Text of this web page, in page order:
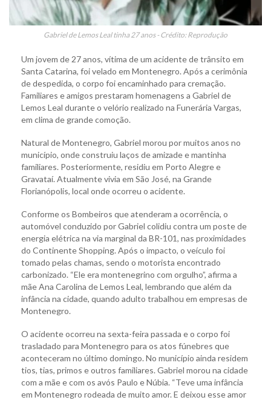
Gabriel de Lemos Leal tinha 27 anos - Crédito: Reprodução
Um jovem de 27 anos, vítima de um acidente de trânsito em
Santa Catarina, foi velado em Montenegro. Após a cerimônia
de despedida, o corpo foi encaminhado para cremação.
Familiares e amigos prestaram homenagens a Gabriel de
Lemos Leal durante o velório realizado na Funerária Vargas,
em clima de grande comoção.
Natural de Montenegro, Gabriel morou por muitos anos no
município, onde construiu laços de amizade e mantinha
familiares. Posteriormente, residiu em Porto Alegre e
Gravataí. Atualmente vivia em São José, na Grande
Florianópolis, local onde ocorreu o acidente.
Conforme os Bombeiros que atenderam a ocorrência, o
automóvel conduzido por Gabriel colidiu contra um poste de
energia elétrica na via marginal da BR-101, nas proximidades
do Continente Shopping. Após o impacto, o veículo foi
tomado pelas chamas, sendo o motorista encontrado
carbonizado. “Ele era montenegrino com orgulho”, afirma a
mãe Ana Carolina de Lemos Leal, lembrando que além da
infância na cidade, quando adulto trabalhou em empresas de
Montenegro.
O acidente ocorreu na sexta-feira passada e o corpo foi
trasladado para Montenegro para os atos fúnebres que
aconteceram no último domingo. No município ainda residem
tios, tias, primos e outros familiares. Gabriel morou na cidade
com a mãe e com os avós Paulo e Núbia. “Teve uma infância
em Montenegro rodeada de muito amor. E deixou esse amor